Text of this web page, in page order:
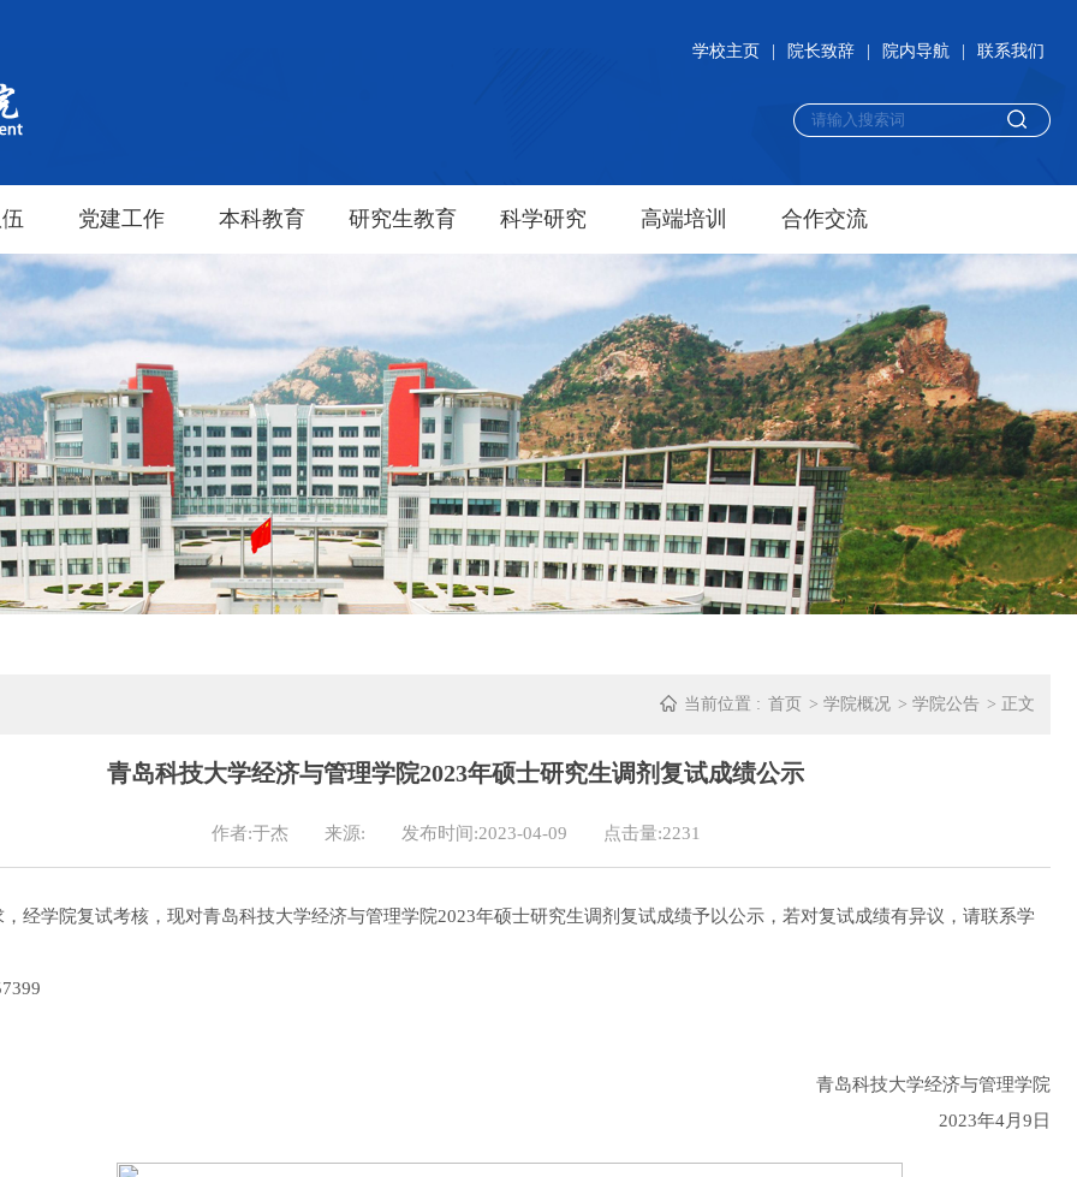
学校主页 院长致辞 院内导航 联系我们
党建工作 本科教育 研究生教育 科学研究 高端培训 合作交流
当前位置 : 首页 > 学院概况 > 学院公告 > 正文
青岛科技大学经济与管理学院2023年硕士研究生调剂复试成绩公示
作者:于杰 来源: 发布时间:2023-04-09 点击量:2231
经学院复试考核，现对青岛科技大学经济与管理学院2023年硕士研究生调剂复试成绩予以公示，若对复试成绩有异议，请联系学
青岛科技大学经济与管理学院
2023年4月9日